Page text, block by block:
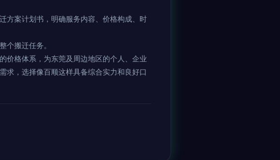
方案计划书，明确服务内容、价格构成、时
个搬迁任务。
价格体系，为东莞及周边地区的个人、企业
求，选择像百顺这样具备综合实力和良好口